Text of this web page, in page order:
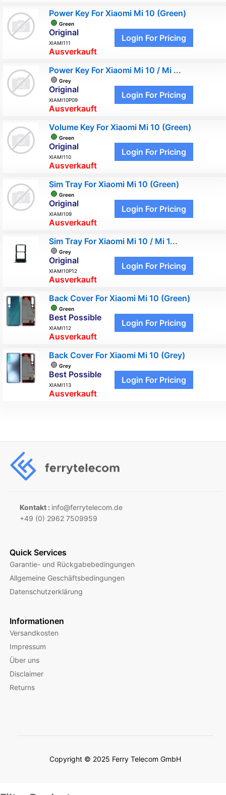
Power Key For Xiaomi Mi 10 (Green)
Green
Original
XIAMI111
Ausverkauft
Login For Pricing
Power Key For Xiaomi Mi 10 / Mi ...
Grey
Original
XIAMI10P09
Ausverkauft
Login For Pricing
Volume Key For Xiaomi Mi 10 (Green)
Green
Original
XIAMI110
Ausverkauft
Login For Pricing
Sim Tray For Xiaomi Mi 10 (Green)
Green
Original
XIAMI109
Ausverkauft
Login For Pricing
Sim Tray For Xiaomi Mi 10 / Mi 1...
Grey
Original
XIAMI10P12
Ausverkauft
Login For Pricing
Back Cover For Xiaomi Mi 10 (Green)
Green
Best Possible
XIAMI112
Ausverkauft
Login For Pricing
Back Cover For Xiaomi Mi 10 (Grey)
Grey
Best Possible
XIAMI113
Ausverkauft
Login For Pricing
Kontakt : info@ferrytelecom.de
+49 (0) 2962 7509959
Quick Services
Garantie- und Rückgabebedingungen
Allgemeine Geschäftsbedingungen
Datenschutzerklärung
Informationen
Versandkosten
Impressum
Über uns
Disclaimer
Returns
Copyright © 2025 Ferry Telecom GmbH